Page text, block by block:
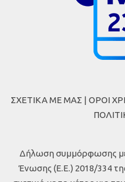
ΣΧΕΤΙΚΑ ΜΕ ΜΑΣ | ΟΡΟΙ
Δήλωση συμμόρφωσης
Ένωσης (Ε.Ε.) 2018/334